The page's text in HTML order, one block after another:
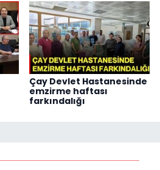
Çay Devlet Hastanesinde
emzirme haftası
farkındalığı